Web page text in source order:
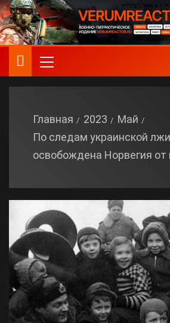
Главная 2023
Май
По следам украинской
освобождена Норвегия от